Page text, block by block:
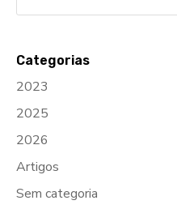
Categorias
2023
2025
2026
Artigos
Sem categoria